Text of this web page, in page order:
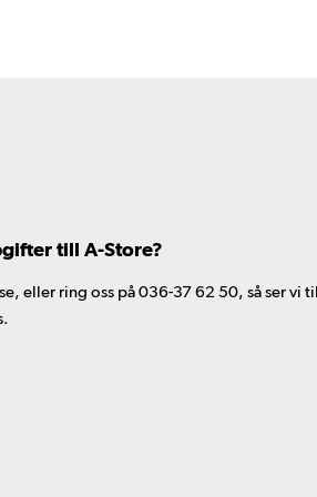
till A-Store?
eller ring oss på 036-37 62 50, så ser vi till